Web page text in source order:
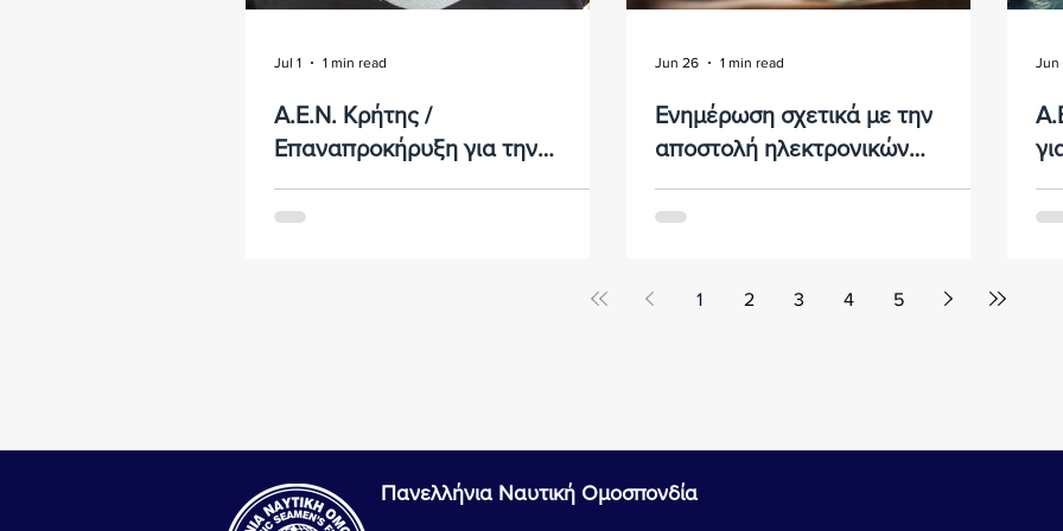
Α.Ε.Ν. Κρήτης /
Επαναπροκήρυξη για την
Εκπαιδευτικού Προσωπικού….
… για το Ακαδημαϊκό έτος 2026 - 2027.
Jul 1 1 min read
Ενημέρωση σχετικά με την
αποστολή ηλεκτρονικών
ναυτικούς….
… των πράξεων «Προγράμματα
Κατάρτισης Ανέργων Ναυτικών και
Jun 26 1 min read
…
Jun
1 2 3 4 5
Πανελλήνια Ναυτική Ομοσπονδία